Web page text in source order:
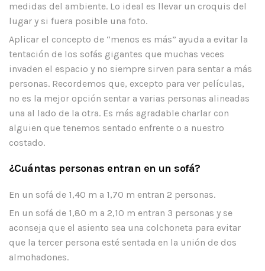
medidas del ambiente. Lo ideal es llevar un croquis del
lugar y si fuera posible una foto.
Aplicar el concepto de “menos es más” ayuda a evitar la
tentación de los sofás gigantes que muchas veces
invaden el espacio y no siempre sirven para sentar a más
personas. Recordemos que, excepto para ver películas,
no es la mejor opción sentar a varias personas alineadas
una al lado de la otra. Es más agradable charlar con
alguien que tenemos sentado enfrente o a nuestro
costado.
¿Cuántas personas entran en un sofá?
En un sofá de 1,40 m a 1,70 m entran 2 personas.
En un sofá de 1,80 m a 2,10 m entran 3 personas y se
aconseja que el asiento sea una colchoneta para evitar
que la tercer persona esté sentada en la unión de dos
almohadones.